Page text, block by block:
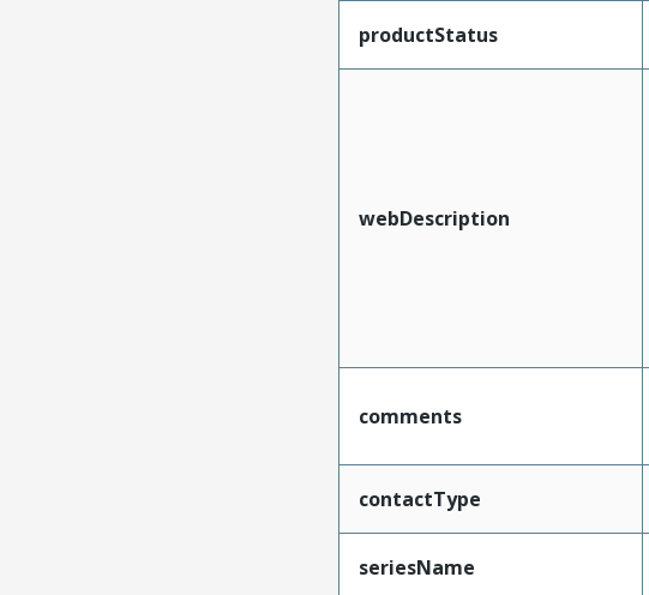
productStatus
webDescription
comments
contactType
seriesName